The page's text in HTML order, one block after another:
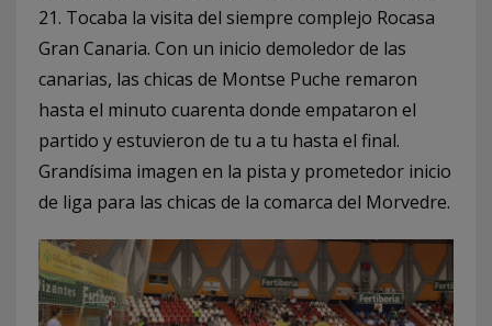
21. Tocaba la visita del siempre complejo Rocasa
Gran Canaria. Con un inicio demoledor de las
canarias, las chicas de Montse Puche remaron
hasta el minuto cuarenta donde empataron el
partido y estuvieron de tu a tu hasta el final.
Grandísima imagen en la pista y prometedor inicio
de liga para las chicas de la comarca del Morvedre.